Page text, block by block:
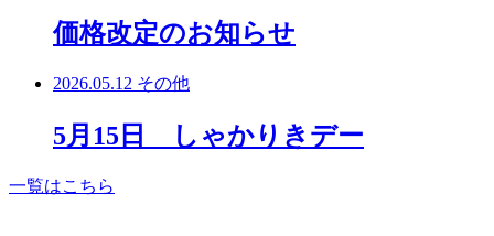
価格改定のお知らせ
2026.05.12 その他
5月15日 しゃかりきデー
一覧はこちら